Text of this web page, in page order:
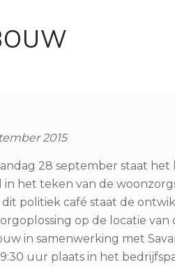
2015
28 september staat het
in het teken van de
politiek café staat de
op de locatie van
in samenwerking met
uur plaats in het